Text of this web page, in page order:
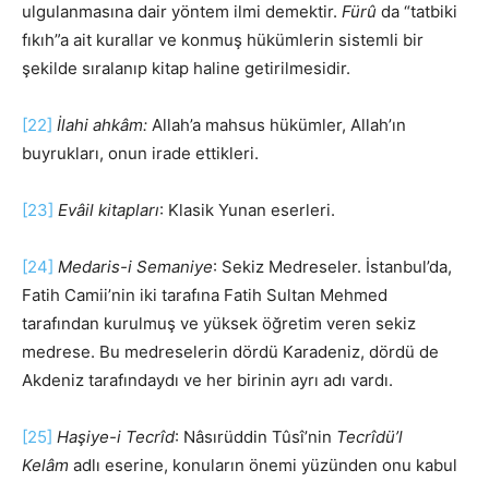
ulgulanmasına dair yöntem ilmi demektir. Fürû da “tatbiki
fıkıh”a ait kurallar ve konmuş hükümlerin sistemli bir
şekilde sıralanıp kitap haline getirilmesidir.
[22] İlahi ahkâm: Allah’a mahsus hükümler, Allah’ın
buyrukları, onun irade ettikleri.
[23] Evâil kitapları: Klasik Yunan eserleri.
[24] Medaris-i Semaniye: Sekiz Medreseler. İstanbul’da,
Fatih Camii’nin iki tarafına Fatih Sultan Mehmed
tarafından kurulmuş ve yüksek öğretim veren sekiz
medrese. Bu medreselerin dördü Karadeniz, dördü de
Akdeniz tarafındaydı ve her birinin ayrı adı vardı.
[25] Haşiye-i Tecrîd: Nâsırüddin Tûsî’nin Tecrîdü’l
Kelâm adlı eserine, konuların önemi yüzünden onu kabul